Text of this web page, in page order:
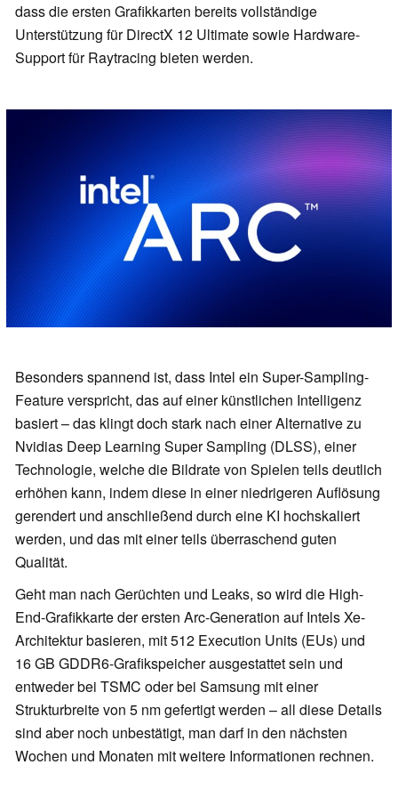
dass die ersten Grafikkarten bereits vollständige
Unterstützung für DirectX 12 Ultimate sowie Hardware-
Support für Raytracing bieten werden.
Besonders spannend ist, dass Intel ein Super-Sampling-
Feature verspricht, das auf einer künstlichen Intelligenz
basiert – das klingt doch stark nach einer Alternative zu
Nvidias Deep Learning Super Sampling (DLSS), einer
Technologie, welche die Bildrate von Spielen teils deutlich
erhöhen kann, indem diese in einer niedrigeren Auflösung
gerendert und anschließend durch eine KI hochskaliert
werden, und das mit einer teils überraschend guten
Qualität.
Geht man nach Gerüchten und Leaks, so wird die High-
End-Grafikkarte der ersten Arc-Generation auf Intels Xe-
Architektur basieren, mit 512 Execution Units (EUs) und
16 GB GDDR6-Grafikspeicher ausgestattet sein und
entweder bei TSMC oder bei Samsung mit einer
Strukturbreite von 5 nm gefertigt werden – all diese Details
sind aber noch unbestätigt, man darf in den nächsten
Wochen und Monaten mit weitere Informationen rechnen.